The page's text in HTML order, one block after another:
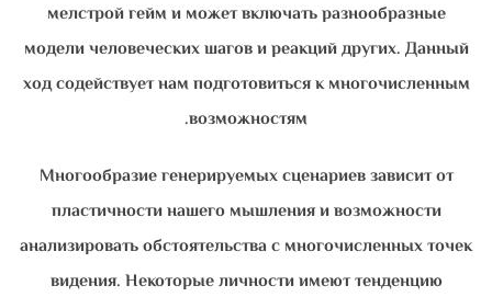
мелстрой гейм и может включать разнообразные
модели человеческих шагов и реакций других. Данный
ход содействует нам подготовиться к многочисленным
возможностям.
Многообразие генерируемых сценариев зависит от
пластичности нашего мышления и возможности
анализировать обстоятельства с многочисленных точек
видения. Некоторые личности имеют тенденцию